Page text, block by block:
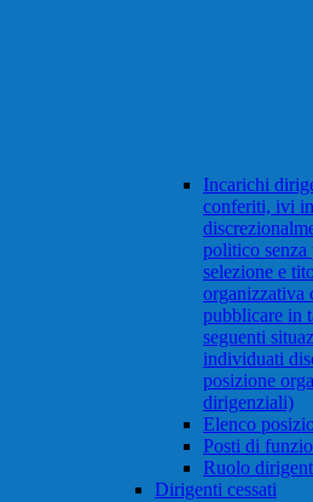
Incarichi
conferiti, ivi
politico senza
selezione e
organizzativa
pubblicare in
seguenti
individuati
posizione
dirigenziali)
Elenco
Posti di
Ruolo
Dirigenti cessati